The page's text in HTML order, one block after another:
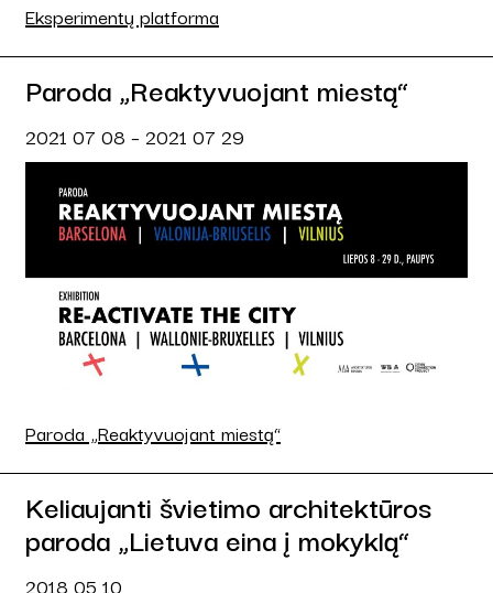
Eksperimentų platforma
Paroda „Reaktyvuojant miestą“
2021 07 08 – 2021 07 29
Paroda „Reaktyvuojant miestą“
Keliaujanti švietimo architektūros
paroda „Lietuva eina į mokyklą“
2018 05 10